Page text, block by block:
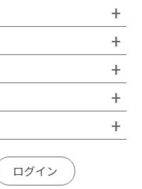
ログイン